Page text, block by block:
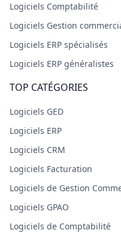
Logiciels Comptabilité
Logiciels Gestion
Logiciels ERP spécialisés
Logiciels ERP généralistes
TOP CATÉGORIES
Logiciels GED
Logiciels ERP
Logiciels CRM
Logiciels Facturation
Logiciels de Gestion
Logiciels GPAO
Logiciels de Comptabilité